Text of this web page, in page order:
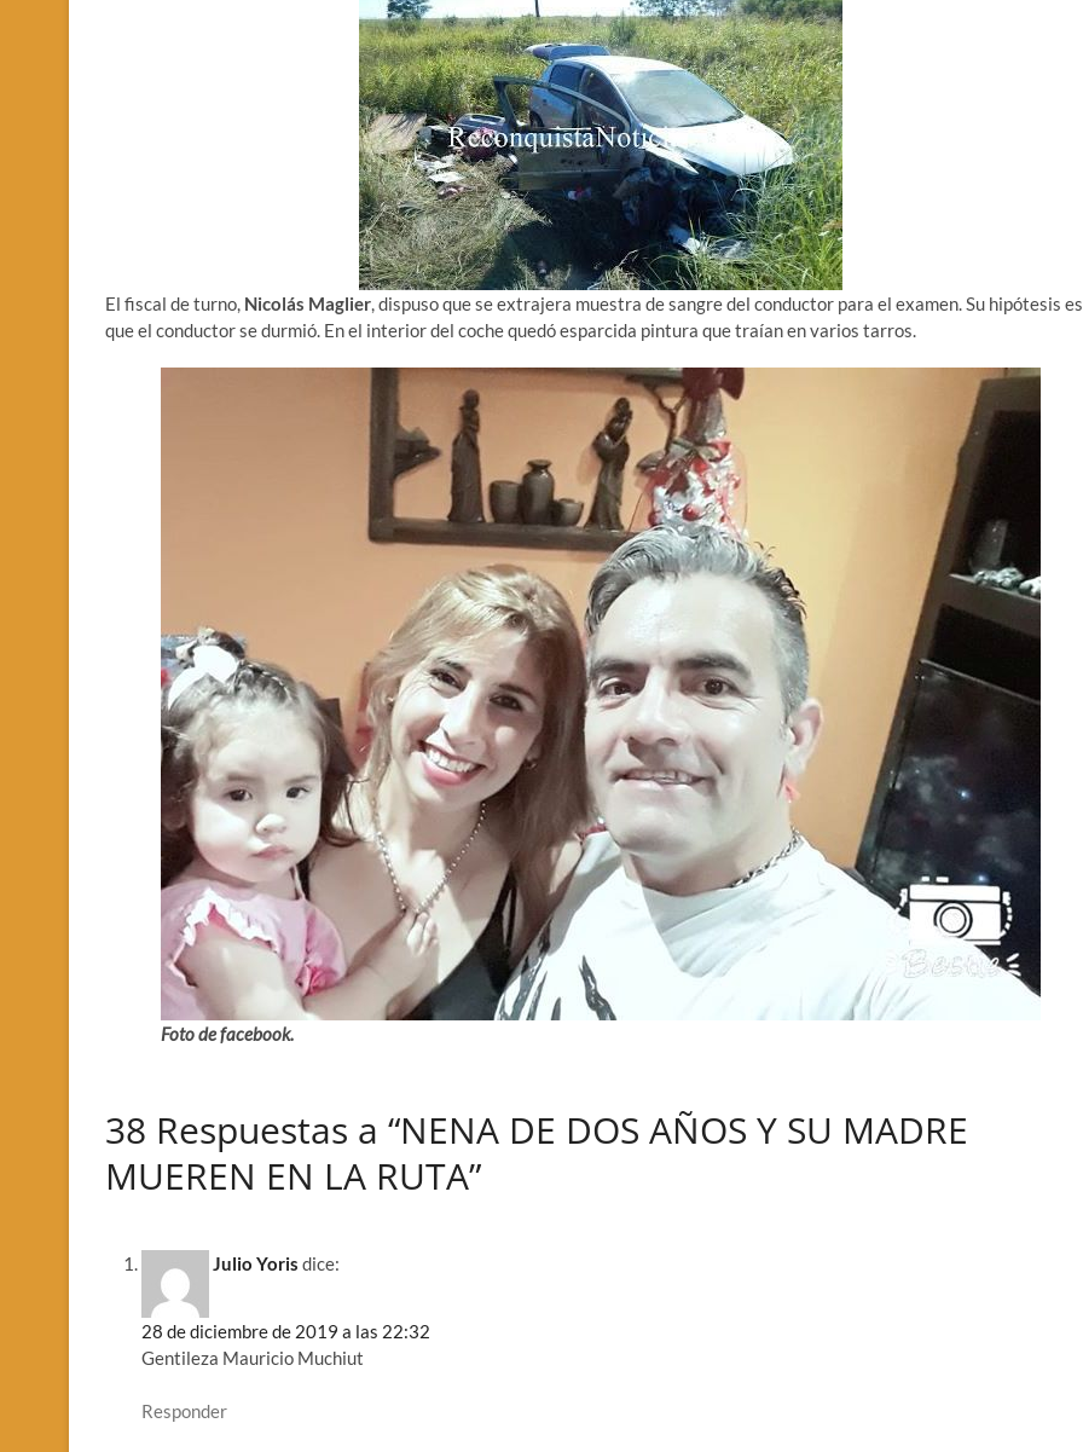
El fiscal de turno, Nicolás Maglier, dispuso que se extrajera muestra de sangre del conductor para el examen. Su hipótesis es
que el conductor se durmió. En el interior del coche quedó esparcida pintura que traían en varios tarros.
Foto de facebook.
38 Respuestas a “NENA DE DOS AÑOS Y SU MADRE
MUEREN EN LA RUTA”
Julio Yoris dice:
28 de diciembre de 2019 a las 22:32
Gentileza Mauricio Muchiut
Responder